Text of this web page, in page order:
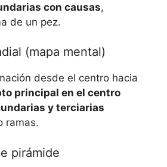
con causas,
de un pez.
(mapa mental)
desde el centro hacia
principal en el centro
y terciarias
ramas.
pirámide